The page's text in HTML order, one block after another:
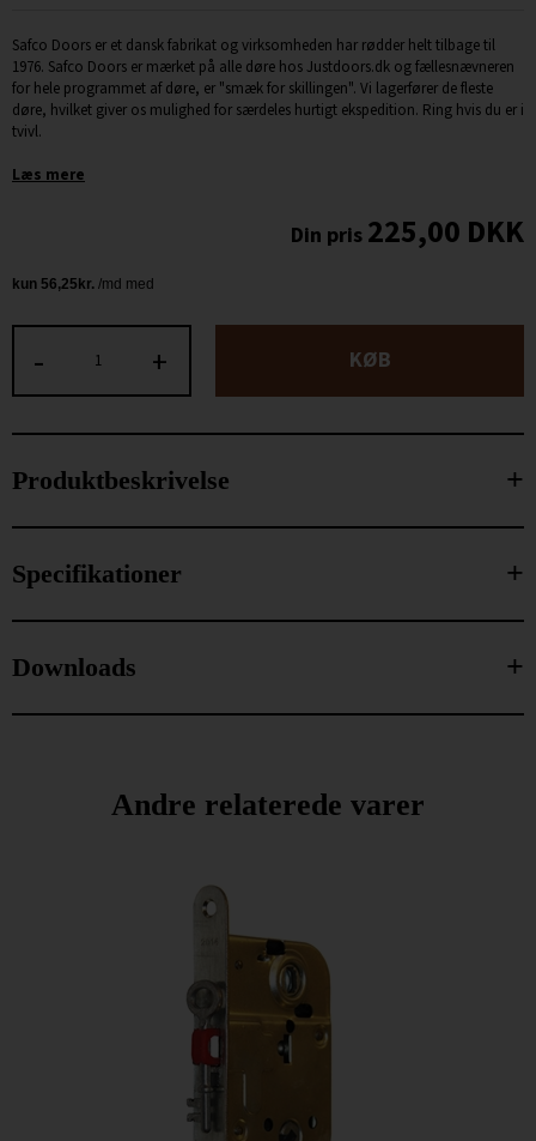
Safco Doors er et dansk fabrikat og virksomheden har rødder helt tilbage til
1976. Safco Doors er mærket på alle døre hos Justdoors.dk og fællesnævneren
for hele programmet af døre, er "smæk for skillingen". Vi lagerfører de fleste
døre, hvilket giver os mulighed for særdeles hurtigt ekspedition. Ring hvis du er i
tvivl.
Læs mere
225,00 DKK
+
- KØB
Produktbeskrivelse
Specifikationer
Downloads
Andre relaterede varer